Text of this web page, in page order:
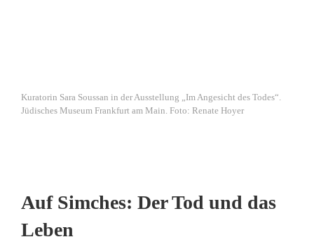
Kuratorin Sara Soussan in der Ausstellung „Im Angesicht des Todes“.
Jüdisches Museum Frankfurt am Main. Foto: Renate Hoyer
Auf Simches: Der Tod und das
Leben